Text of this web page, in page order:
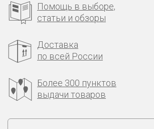
Помощь в выборе,
статьи и обзоры
Доставка
по всей России
Более 300 пунктов
выдачи товаров